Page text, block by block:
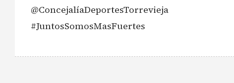
@ConcejalíaDeportesTorrevieja
#JuntosSomosMasFuertes